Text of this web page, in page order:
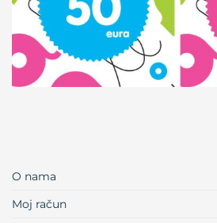
O nama
Moj račun